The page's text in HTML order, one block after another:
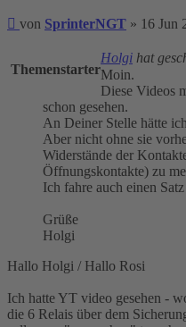
Beitrag
von SprinterNGT » 16 Jun
Themenstarter
Holgi hat
Moin.
Diese Videos
schon gesehen.
An Deiner Stelle hätte
Aber nicht ohne sie
Widerstände der
Öffnungskontakte) zu
Ich fahre auch einen
Grüße
Holgi
Hallo Holgi / Hallo Rosi
Ich hatte YT video gesehen -
die 6 Relais über dem